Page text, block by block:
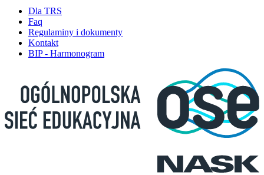
Dla TRS
Faq
Regulaminy i dokumenty
Kontakt
BIP - Harmonogram